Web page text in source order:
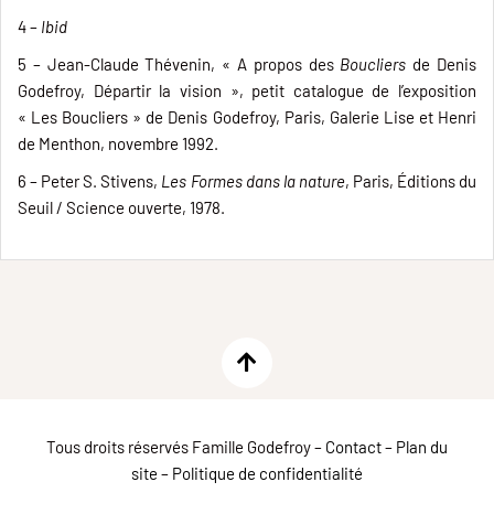
4 – Ibid
5 – Jean-Claude Thévenin, « A propos des Boucliers de Denis
Godefroy, Départir la vision », petit catalogue de l’exposition
« Les Boucliers » de Denis Godefroy, Paris, Galerie Lise et Henri
de Menthon, novembre 1992.
6 – Peter S. Stivens, Les Formes dans la nature, Paris, Éditions du
Seuil / Science ouverte, 1978.
Tous droits réservés Famille Godefroy – Contact– Plan du
site – Politique de confidentialité